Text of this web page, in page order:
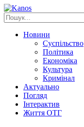
Новини
Суспільство
Політика
Економіка
Культура
Кримінал
Актуально
Погляд
Інтерактив
Життя ОТГ